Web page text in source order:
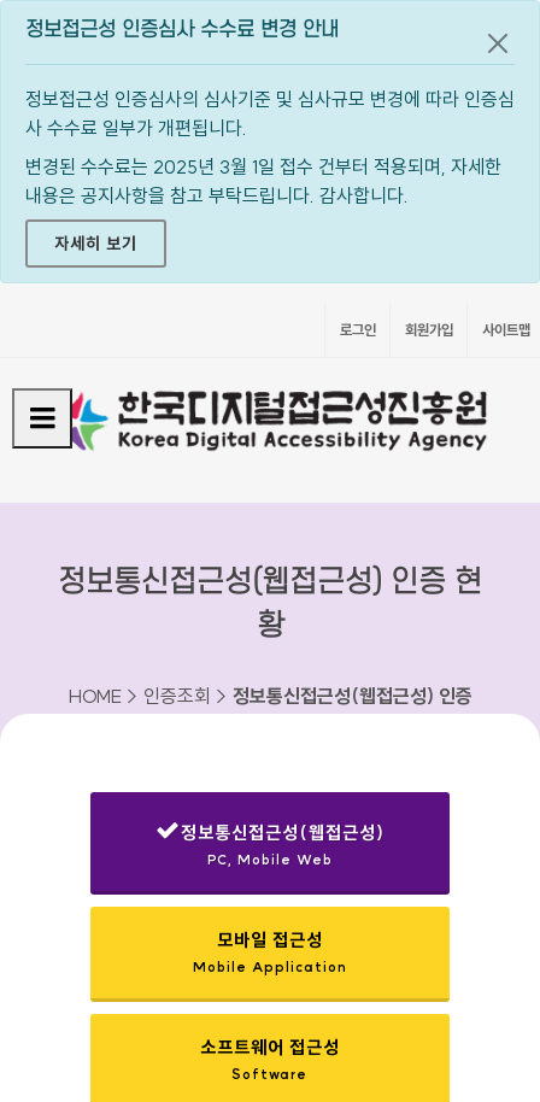
정보접근성 인증심사 수수료 변경 안내
정보접근성 인증심사의 심사기준 및 심사규모 변경에 따라 인증심
사 수수료 일부가 개편됩니다.
변경된 수수료는 2025년 3월 1일 접수 건부터 적용되며, 자세한
내용은 공지사항을 참고 부탁드립니다. 감사합니다.
자세히 보기
공지
로그인 회원가입 사이트맵
정보통신접근성(웹접근성) 인증 현
황
HOME > 인증조회 > 정보통신접근성(웹접근성) 인증
정보통신접근성(웹접근성)
PC, Mobile Web
모바일 접근성
Mobile Application
소프트웨어 접근성
Software